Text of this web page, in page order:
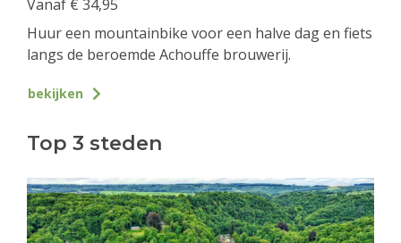
Vanaf € 34,95
Huur een mountainbike voor een halve dag en fiets
langs de beroemde Achouffe brouwerij.
bekijken
Top 3 steden